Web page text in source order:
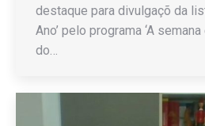
destaque para divulgaçõ da
Ano’ pelo programa ‘A
do…